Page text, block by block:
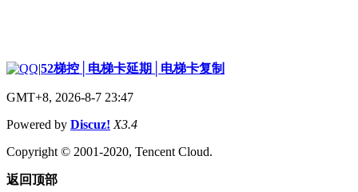
|52梯控│电梯卡延期│电梯卡复制
GMT+8, 2026-8-7 23:47
Powered by Discuz! X3.4
Copyright © 2001-2020, Tencent Cloud.
返回顶部